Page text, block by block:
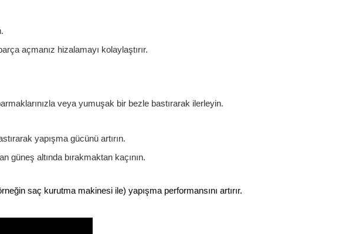
açmanız hizalamayı kolaylaştırır.
veya yumuşak bir bezle bastırarak ilerleyin.
yapışma gücünü artırın.
güneş altında bırakmaktan kaçının.
saç kurutma makinesi ile) yapışma performansını artırır.